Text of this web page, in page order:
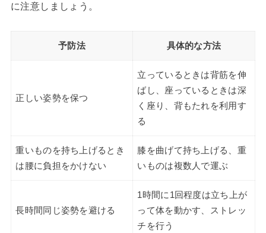
に注意しましょう。
予防法 具体的な方法
正しい姿勢を保つ
立っているときは背筋を伸
ばし、座っているときは深
く座り、背もたれを利用す
る
重いものを持ち上げるとき
は腰に負担をかけない
膝を曲げて持ち上げる、重
いものは複数人で運ぶ
長時間同じ姿勢を避ける
1時間に1回程度は立ち上が
って体を動かす、ストレッ
チを行う